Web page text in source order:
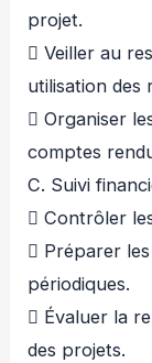
projet.
 Veiller au
utilisation des
 Organiser
comptes
C. Suivi
 Contrôler
 Préparer
périodiques.
 Évaluer la
des projets.